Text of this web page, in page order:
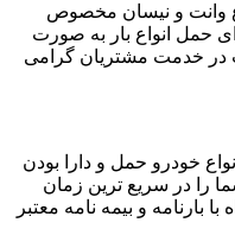
وانت و نیسان مخصوص
حمل انواع بار به صورت
در خدمت مشتریان گرامی
خودرو حمل و دارا بودن
را در سریع ترین زمان
بارنامه و بیمه نامه معتبر